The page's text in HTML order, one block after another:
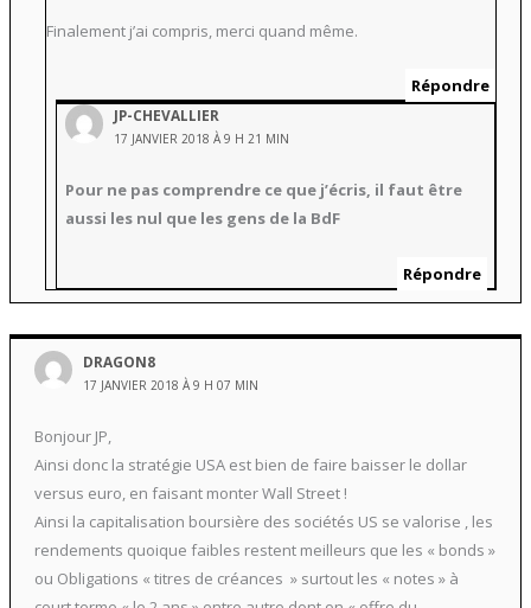
Finalement j’ai compris, merci quand même.
Répondre
JP-CHEVALLIER
17 JANVIER 2018 À 9 H 21 MIN
Pour ne pas comprendre ce que j’écris, il faut être
aussi les nul que les gens de la BdF
Répondre
DRAGON8
17 JANVIER 2018 À 9 H 07 MIN
Bonjour JP,
Ainsi donc la stratégie USA est bien de faire baisser le dollar
versus euro, en faisant monter Wall Street !
Ainsi la capitalisation boursière des sociétés US se valorise , les
rendements quoique faibles restent meilleurs que les « bonds »
ou Obligations « titres de créances » surtout les « notes » à